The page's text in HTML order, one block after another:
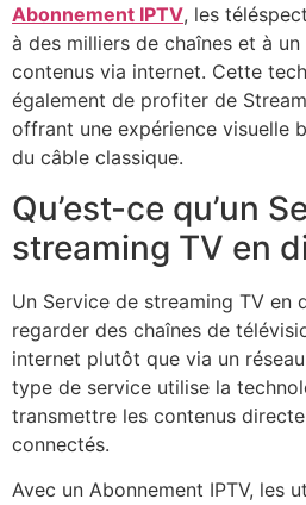
Abonnement IPTV, les
à des milliers de chaînes et à
contenus via internet. Cette
également de profiter de
offrant une expérience visuelle
du câble classique.
Qu’est-ce qu’un
streaming TV en
Un Service de streaming TV en
regarder des chaînes de
internet plutôt que via un
type de service utilise la
transmettre les contenus
connectés.
Avec un Abonnement IPTV, les